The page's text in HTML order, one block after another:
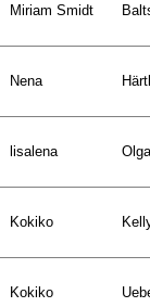
Miriam Smidt
Nena
lisalena
Kokiko
Kokiko